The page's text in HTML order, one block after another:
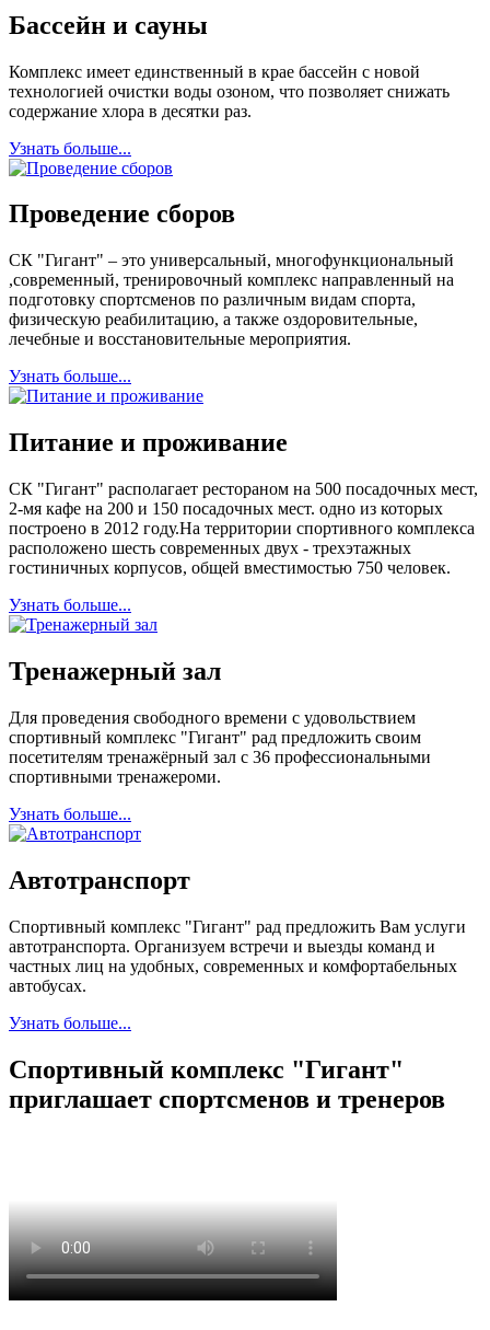
Бассейн и сауны
Комплекс имеет единственный в крае бассейн с новой
технологией очистки воды озоном, что позволяет снижать
содержание хлора в десятки раз.
Узнать больше...
Проведение сборов
СК "Гигант" – это универсальный, многофункциональный
,современный, тренировочный комплекс направленный на
подготовку спортсменов по различным видам спорта,
физическую реабилитацию, а также оздоровительные,
лечебные и восстановительные мероприятия.
Узнать больше...
Питание и проживание
СК "Гигант" располагает рестораном на 500 посадочных мест,
2-мя кафе на 200 и 150 посадочных мест. одно из которых
построено в 2012 году.На территории спортивного комплекса
расположено шесть современных двух - трехэтажных
гостиничных корпусов, общей вместимостью 750 человек.
Узнать больше...
Тренажерный зал
Для проведения свободного времени с удовольствием
спортивный комплекс "Гигант" рад предложить своим
посетителям тренажёрный зал с 36 профессиональными
спортивными тренажероми.
Узнать больше...
Автотранспорт
Спортивный комплекс "Гигант" рад предложить Вам услуги
автотранспорта. Организуем встречи и выезды команд и
частных лиц на удобных, современных и комфортабельных
автобусах.
Узнать больше...
Спортивный комплекс "Гигант"
приглашает спортсменов и тренеров